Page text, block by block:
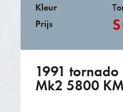
Kleur
Prijs
1991
Mk2 5800